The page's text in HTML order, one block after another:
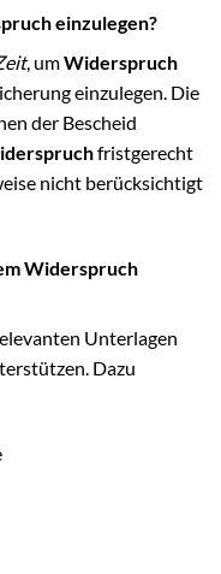
einzulegen?
, umWiderspruch
einzulegen. Die
der Bescheid
fristgerecht
nicht berücksichtigt
Widerspruch
Unterlagen
Dazu